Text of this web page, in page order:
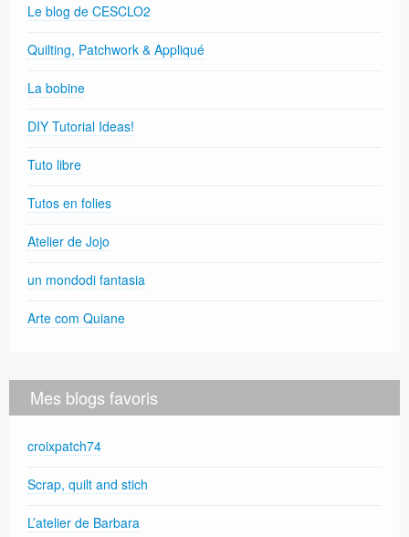
Le blog de CESCLO2
Quilting, Patchwork & Appliqué
La bobine
DIY Tutorial Ideas!
Tuto libre
Tutos en folies
Atelier de Jojo
un mondodi fantasia
Arte com Quiane
Mes blogs favoris
croixpatch74
Scrap, quilt and stich
L’atelier de Barbara